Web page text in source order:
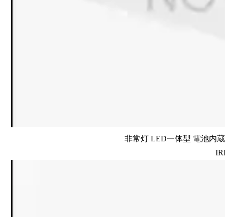
非常灯 LED一体型 電池内